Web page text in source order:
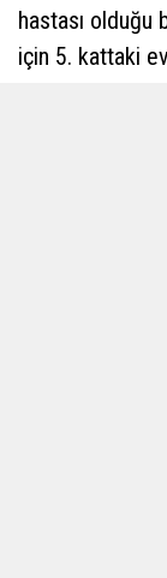
hastası
için 5. kattaki
duran yaşlı